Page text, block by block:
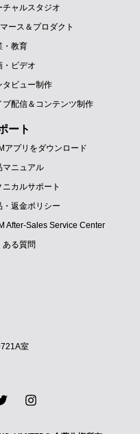
チャルスタジオ
ース＆プロダクト
・教育
・ビデオ
タビュー制作
ブ配信＆コンテンツ制作
ート
アプリをダウンロード
マニュアル
ニカルサポート
・返金ポリシー
After-Sales Service Center
ある質問
室